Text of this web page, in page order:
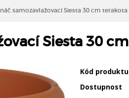
samozavlažovací Siesta 30 cm terakota
Siesta 30
Kód produktu
Dostupnost